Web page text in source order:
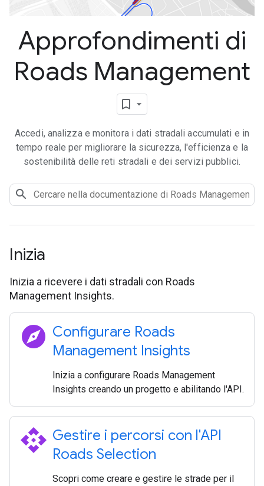
Approfondimenti di
Roads Management
Accedi, analizza e monitora i dati stradali accumulati e in
tempo reale per migliorare la sicurezza, l'efficienza e la
sostenibilità delle reti stradali e dei servizi pubblici.
Inizia
Inizia a ricevere i dati stradali con Roads
Management Insights.
explore Configurare Roads
Management Insights
Inizia a configurare Roads Management
Insights creando un progetto e abilitando l'API.
api Gestire i percorsi con l'API
Roads Selection
Scopri come creare e gestire le strade per il